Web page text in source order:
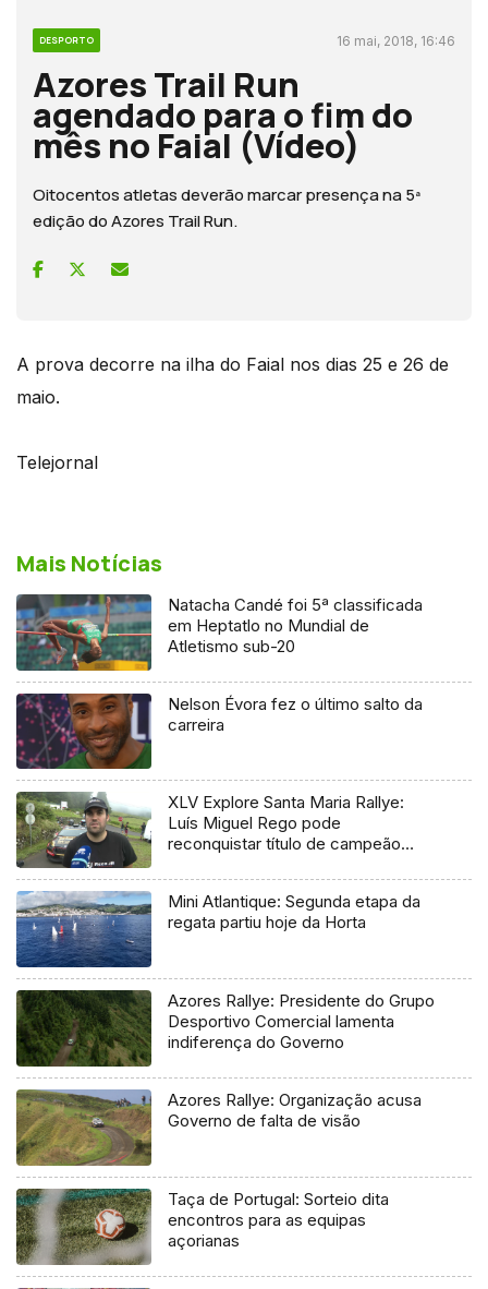
DESPORTO 16 mai, 2018, 16:46
Azores Trail Run
agendado para o fim do
mês no Faial (Vídeo)
Oitocentos atletas deverão marcar presença na 5ª
edição do Azores Trail Run.
A prova decorre na ilha do Faial nos dias 25 e 26 de
maio.
Telejornal
Mais Notícias
Natacha Candé foi 5ª classificada
em Heptatlo no Mundial de
Atletismo sub-20
Nelson Évora fez o último salto da
carreira
XLV Explore Santa Maria Rallye:
Luís Miguel Rego pode
reconquistar título de campeão
Mini Atlantique: Segunda etapa da
regata partiu hoje da Horta
Azores Rallye: Presidente do Grupo
Desportivo Comercial lamenta
indiferença do Governo
Azores Rallye: Organização acusa
Governo de falta de visão
Taça de Portugal: Sorteio dita
encontros para as equipas
açorianas